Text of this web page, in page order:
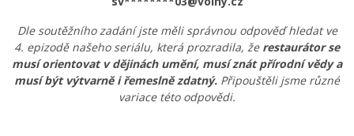
Dle soutěžního zadání jste měli správnou odpověď hledat ve
4. epizodě našeho seriálu, která prozradila, že restaurátor se
musí orientovat v dějinách umění, musí znát přírodní vědy a
musí být výtvarně i řemeslně zdatný. Připouštěli jsme různé
variace této odpovědi.